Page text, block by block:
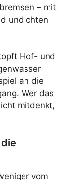
– mit
undichten
Hof- und
an die
Wer das
mitdenkt,
vom